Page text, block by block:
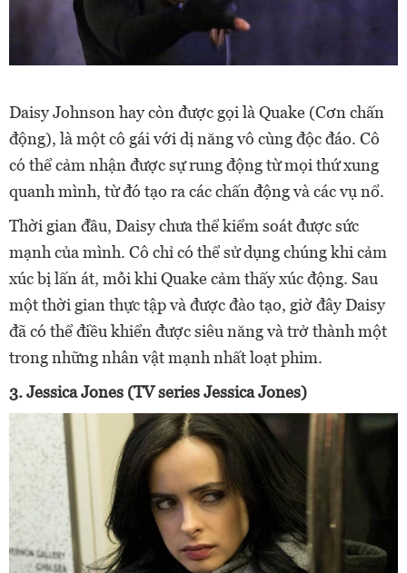
Daisy Johnson hay còn được gọi là Quake (Cơn chấn
động), là một cô gái với dị năng vô cùng độc đáo. Cô
có thể cảm nhận được sự rung động từ mọi thứ xung
quanh mình, từ đó tạo ra các chấn động và các vụ nổ.
Thời gian đầu, Daisy chưa thể kiểm soát được sức
mạnh của mình. Cô chỉ có thể sử dụng chúng khi cảm
xúc bị lấn át, mỗi khi Quake cảm thấy xúc động. Sau
một thời gian thực tập và được đào tạo, giờ đây Daisy
đã có thể điều khiển được siêu năng và trở thành một
trong những nhân vật mạnh nhất loạt phim.
3. Jessica Jones (TV series Jessica Jones)